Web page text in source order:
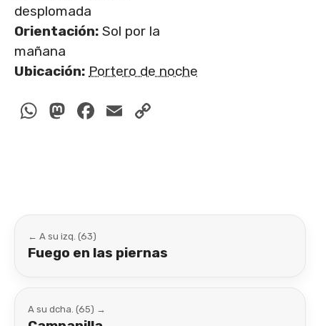
desplomada
Orientación: Sol por la
mañana
Ubicación: Portero de noche
WhatsApp
Mastodon
Facebook
Email
← A su izq. (63)
Fuego en las piernas
A su dcha. (65) →